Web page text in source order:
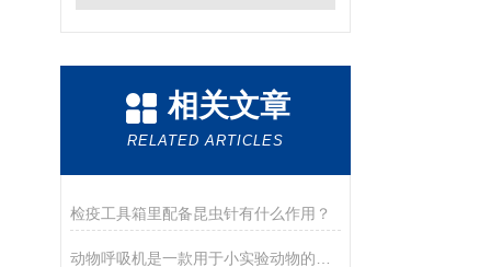
相关文章
RELATED ARTICLES
检疫工具箱里配备昆虫针有什么作用？